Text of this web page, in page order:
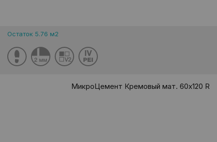
Остаток 5.76 м2
МикроЦемент Кремовый мат. 60x120 R